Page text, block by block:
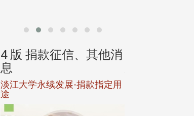
4 版 捐款征信、其他消
息
淡江大学永续发展-捐款指定用
途